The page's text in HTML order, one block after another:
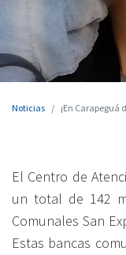
Noticias ¡En Carapeguá
El Centro de
un total de 142
Comunales San
Estas bancas